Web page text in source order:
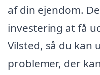
af din ejendom.
investering at få
Vilsted, så du kan
problemer, der